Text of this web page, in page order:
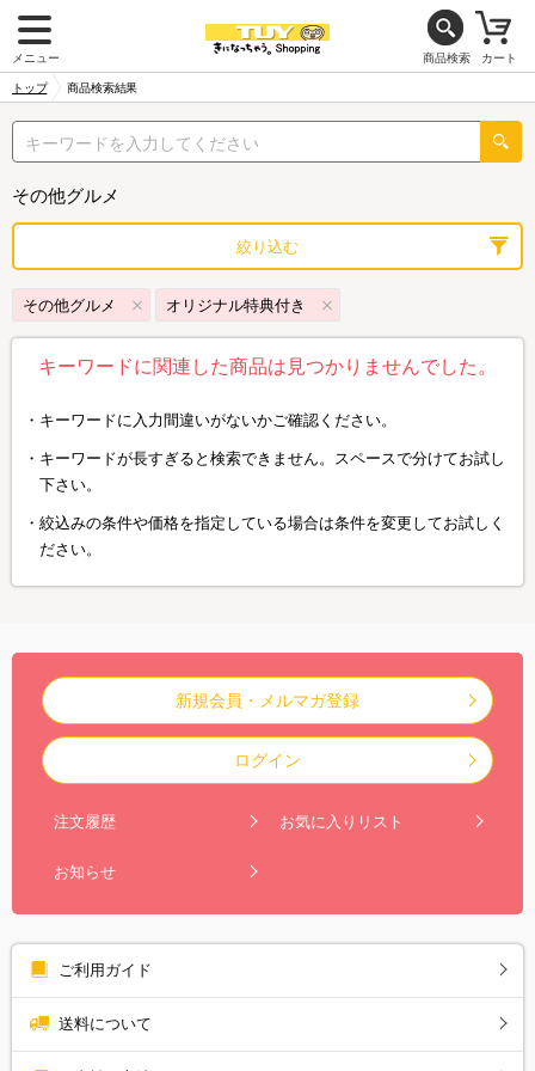
メニュー 商品検索 カート
トップ 商品検索結果
その他グルメ
絞り込む
その他グルメ オリジナル特典付き
キーワードに関連した商品は見つかりませんでした。
キーワードに入力間違いがないかご確認ください。
キーワードが長すぎると検索できません。スペースで分けてお試し
下さい。
絞込みの条件や価格を指定している場合は条件を変更してお試しく
ださい。
新規会員・メルマガ登録
ログイン
注文履歴 お気に入りリスト
お知らせ
ご利用ガイド
送料について